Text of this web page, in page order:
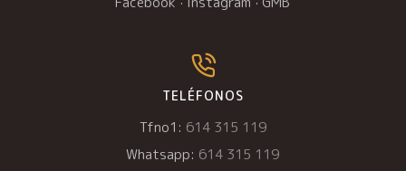
TELÉFONOS
Tfno1: 614 315 119
Whatsapp: 614 315 119